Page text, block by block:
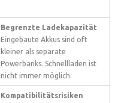
Begrenzte Ladekapazität
Eingebaute Akkus sind oft
kleiner als separate
Powerbanks. Schnellladen ist
nicht immer möglich.
Kompatibilitätsrisiken